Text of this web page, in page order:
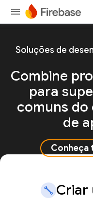
Soluções de
Combine
para
comuns do
de
Conheça
Criar